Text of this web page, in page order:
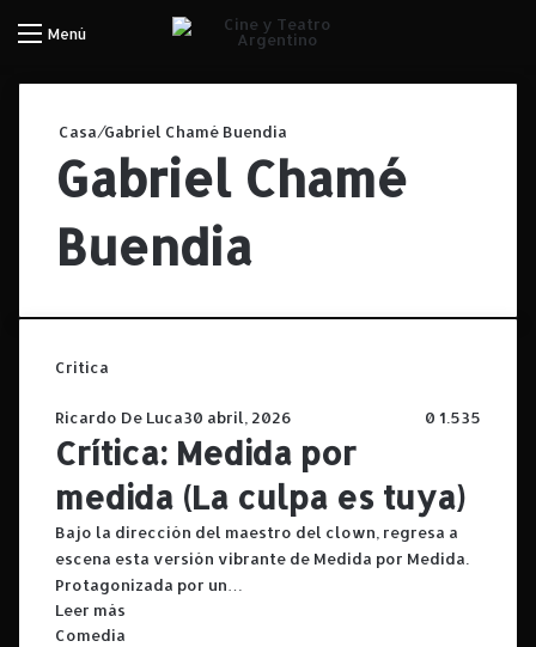
Menú Iniciar Sesión
Casa/Gabriel Chamé Buendia
Gabriel Chamé
Buendia
Critica
Ricardo De Luca30 abril, 2026 0 1.535
Crítica: Medida por
medida (La culpa es tuya)
Bajo la dirección del maestro del clown, regresa a
escena esta versión vibrante de Medida por Medida.
Protagonizada por un…
Leer más
Comedia